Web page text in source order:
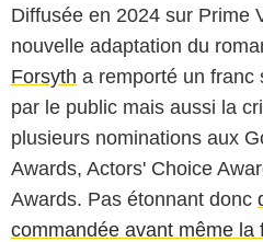
Diffusée en 2024 sur Prime
nouvelle adaptation du
Forsyth a remporté un franc
par le public mais aussi la
plusieurs nominations aux
Awards, Actors' Choice
Awards. Pas étonnant donc
commandée avant même la